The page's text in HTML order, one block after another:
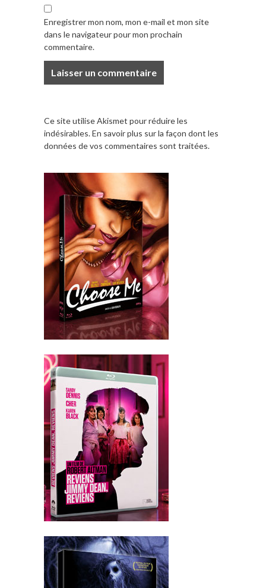
Enregistrer mon nom, mon e-mail et mon site
dans le navigateur pour mon prochain
commentaire.
Ce site utilise Akismet pour réduire les
indésirables.En savoir plus sur la façon dont les
données de vos commentaires sont traitées.